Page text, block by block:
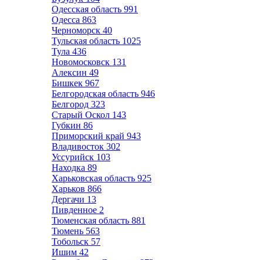
Одесская область 991
Одесса 863
Черноморск 40
Тульская область 1025
Тула 436
Новомосковск 131
Алексин 49
Бишкек 967
Белгородская область 946
Белгород 323
Старый Оскол 143
Губкин 86
Приморский край 943
Владивосток 302
Уссурийск 103
Находка 89
Харьковская область 925
Харьков 866
Дергачи 13
Пивденное 2
Тюменская область 881
Тюмень 563
Тобольск 57
Ишим 42